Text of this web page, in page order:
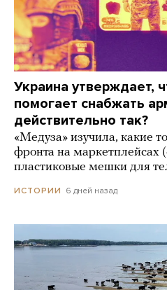
Украина утверждает,
помогает снабжать
действительно так?
«Медуза» изучила, какие
фронта на маркетплейсах
пластиковые мешки для
ИСТОРИИ 6 дней назад